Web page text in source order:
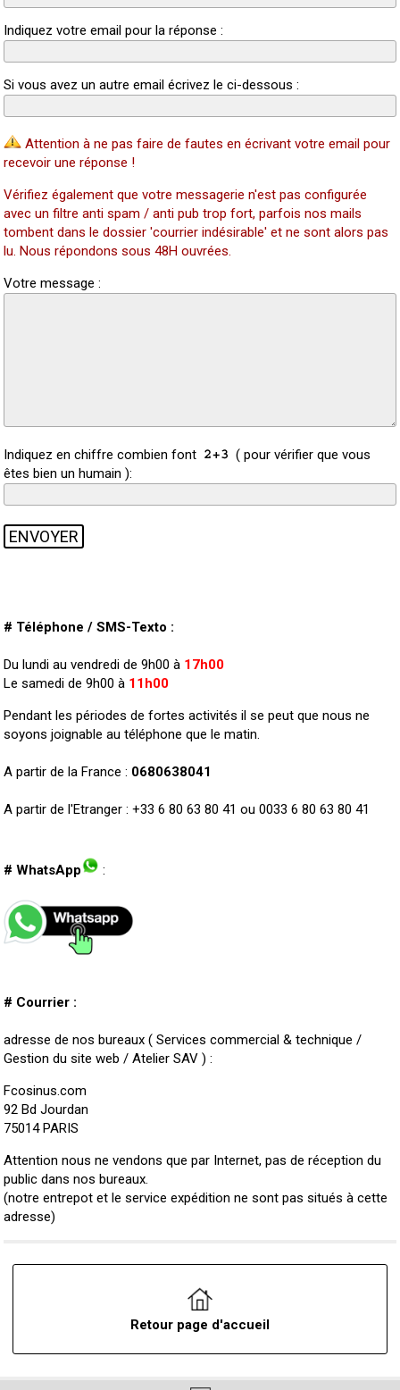
Indiquez votre email pour la réponse :
Si vous avez un autre email écrivez le ci-dessous :
Attention à ne pas faire de fautes en écrivant votre email pour
recevoir une réponse !
Vérifiez également que votre messagerie n'est pas configurée
avec un filtre anti spam / anti pub trop fort, parfois nos mails
tombent dans le dossier 'courrier indésirable' et ne sont alors pas
lu. Nous répondons sous 48H ouvrées.
Votre message :
Indiquez en chiffre combien font
( pour vérifier que vous
êtes bien un humain ):
# Téléphone / SMS-Texto :
Du lundi au vendredi de 9h00 à 17h00
Le samedi de 9h00 à 11h00
Pendant les périodes de fortes activités il se peut que nous ne
soyons joignable au téléphone que le matin.
A partir de la France : 0680638041
A partir de l'Etranger : +33 6 80 63 80 41 ou 0033 6 80 63 80 41
# WhatsApp :
# Courrier :
adresse de nos bureaux ( Services commercial & technique /
Gestion du site web / Atelier SAV ) :
Fcosinus.com
92 Bd Jourdan
75014 PARIS
Attention nous ne vendons que par Internet, pas de réception du
public dans nos bureaux.
(notre entrepot et le service expédition ne sont pas situés à cette
adresse)
Retour page d'accueil